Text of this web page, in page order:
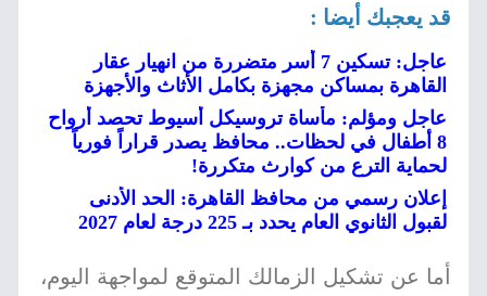
قد يعجبك أيضا :
عاجل: تسكين 7 أسر متضررة من انهيار عقار
القاهرة بمساكن مجهزة بكامل الأثاث والأجهزة
عاجل ومؤلم: مأساة تروسيكل أسيوط تحصد أرواح
8 أطفال في لحظات.. محافظ يصدر قراراً فورياً
لحماية الترع من كوارث متكررة!
إعلان رسمي من محافظ القاهرة: الحد الأدنى
لقبول الثانوي العام يحدد بـ 225 درجة لعام 2027
أما عن تشكيل الزمالك المتوقع لمواجهة اليوم،